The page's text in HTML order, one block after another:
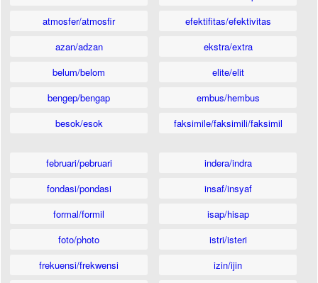
atmosfer/atmosfir
azan/adzan
belum/belom
bengep/bengap
besok/esok
efektifitas/efektivitas
ekstra/extra
elite/elit
embus/hembus
faksimile/faksimili/faksimil
februari/pebruari
fondasi/pondasi
formal/formil
foto/photo
frekuensi/frekwensi
indera/indra
insaf/insyaf
isap/hisap
istri/isteri
izin/ijin